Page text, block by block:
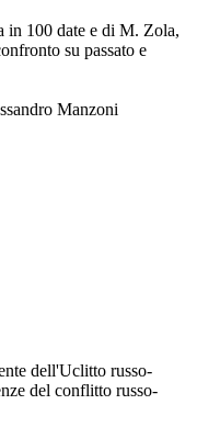
in 100 date e di M. Zola,
su passato e
Manzoni
dell'Uclitto russo-
del conflitto russo-